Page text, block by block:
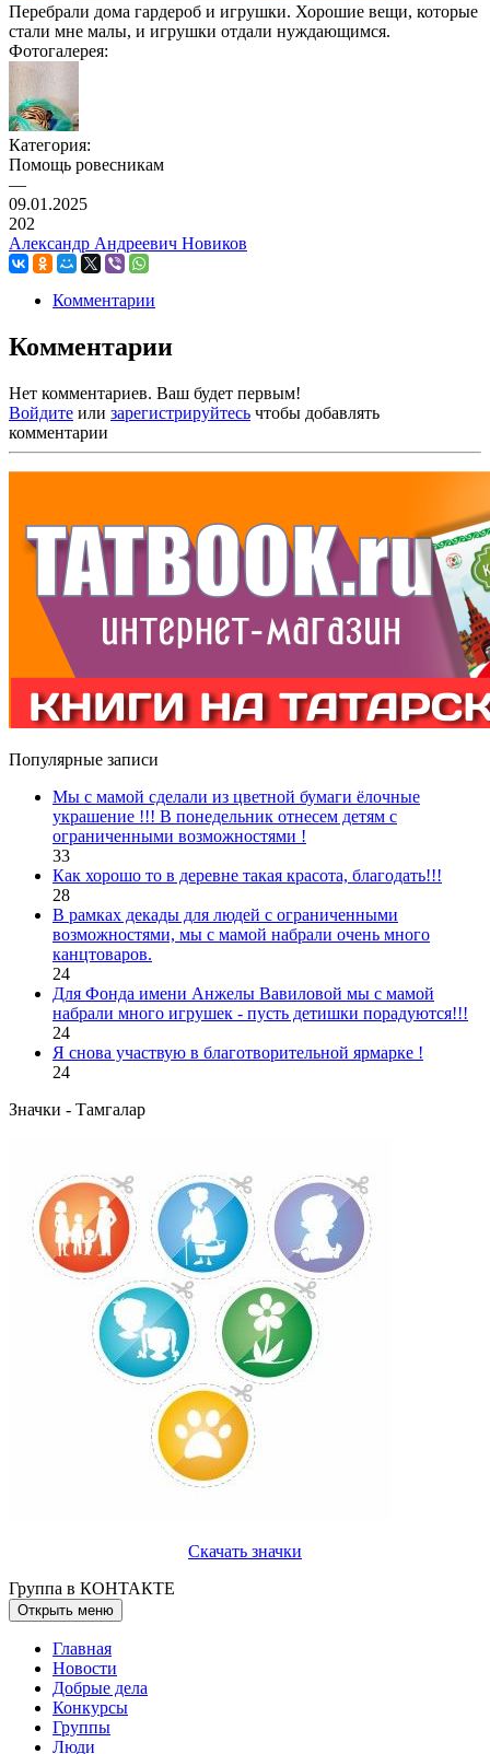
Перебрали дома гардероб и игрушки. Хорошие вещи, которые
стали мне малы, и игрушки отдали нуждающимся.
Фотогалерея:
Категория:
Помощь ровесникам
—
09.01.2025
202
Александр Андреевич Новиков
Комментарии
Комментарии
Нет комментариев. Ваш будет первым!
Войдите или зарегистрируйтесь чтобы добавлять
комментарии
Популярные записи
Мы с мамой сделали из цветной бумаги ёлочные
украшение !!! В понедельник отнесем детям с
ограниченными возможностями !
33
Как хорошо то в деревне такая красота, благодать!!!
28
В рамках декады для людей с ограниченными
возможностями, мы с мамой набрали очень много
канцтоваров.
24
Для Фонда имени Анжелы Вавиловой мы с мамой
набрали много игрушек - пусть детишки порадуются!!!
24
Я снова участвую в благотворительной ярмарке !
24
Значки - Тамгалар
Скачать значки
Группа в КОНТАКТЕ
Открыть меню
Главная
Новости
Добрые дела
Конкурсы
Группы
Люди